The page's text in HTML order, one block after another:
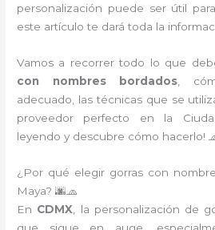
personalización puede ser útil
este artículo te dará toda la
Vamos a recorrer todo lo que
con nombres bordados ,
adecuado, las técnicas que se
proveedor perfecto en la
leyendo y descubre cómo hacerlo!
¿Por qué elegir gorras con
Maya? 🌆🧢
En CDMX , la personalización de